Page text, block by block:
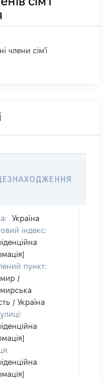
члени сім'ї
Україна
індекс:
пункт:
/
/ Україна